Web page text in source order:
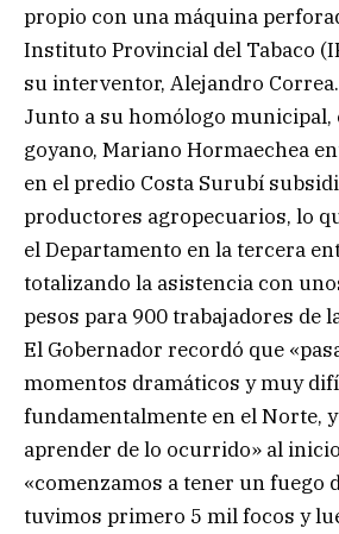
propio con una máquina
Instituto Provincial del Tabaco
su interventor, Alejandro Correa.
Junto a su homólogo municipal,
goyano, Mariano Hormaechea
en el predio Costa Surubí
productores agropecuarios, lo
el Departamento en la tercera
totalizando la asistencia con
pesos para 900 trabajadores de
El Gobernador recordó que
momentos dramáticos y muy
fundamentalmente en el Norte,
aprender de lo ocurrido» al
«comenzamos a tener un fuego
tuvimos primero 5 mil focos y